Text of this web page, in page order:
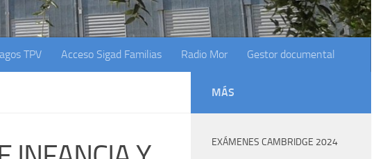
TPV Acceso Sigad Familias Radio Mor Gestor documental
MÁS
EXÁMENES CAMBRIDGE 2024